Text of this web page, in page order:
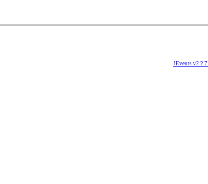
JEvents v2.2.7